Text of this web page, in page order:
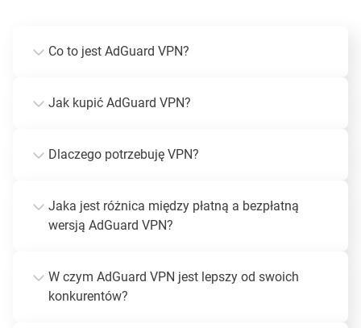
Co to jest AdGuard VPN?
Jak kupić AdGuard VPN?
Dlaczego potrzebuję VPN?
Jaka jest różnica między płatną a bezpłatną
wersją AdGuard VPN?
W czym AdGuard VPN jest lepszy od swoich
konkurentów?